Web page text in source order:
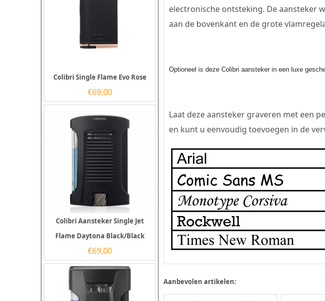
Colibri Single Flame Evo Rose
€69,00
Colibri Aansteker Single Jet
Flame Daytona Black/Black
€69,00
electronische ontsteking. De aansteker
aan de bovenkant en de grote
Optioneel is deze Colibri aansteker in een luxe
Laat deze aansteker graveren met een
en kunt u eenvoudig toevoegen in de
Aanbevolen artikelen: